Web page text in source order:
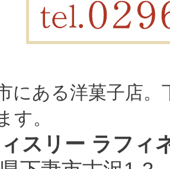
にある洋菓子店
す。
スリー ラフィ